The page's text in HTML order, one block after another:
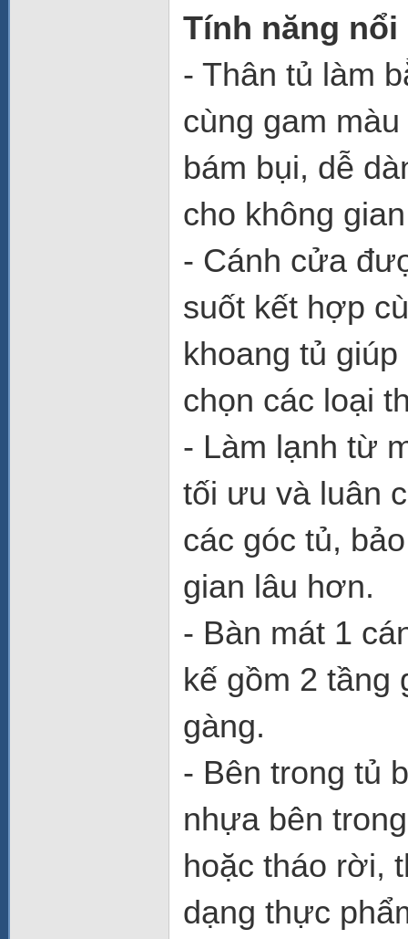
Tính năng nổi
- Thân tủ làm
cùng gam
bám bụi, dễ
cho không
- Cánh cửa
suốt kết hợp
khoang tủ
chọn các loại
- Làm lạnh từ
tối ưu và luân
các góc tủ,
gian lâu hơn.
- Bàn mát 1
kế gồm 2 tầng
gàng.
- Bên trong tủ
nhựa bên
hoặc tháo rời,
dạng thực